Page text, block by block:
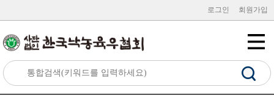
로그인 회원가입